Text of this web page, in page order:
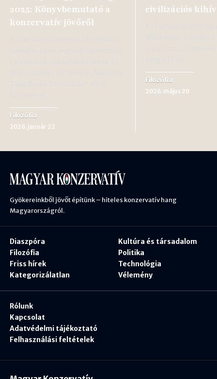
2025: Könyvbemutató a
konzervatív jövőről
Filozófia
2026. január 22
civilizációs
Filozófia
2026. május 20
Gyökereinkből jövőt építünk – hiteles konzervatív hang
Magyarországról.
Diaszpóra
Filozófia
Friss hírek
Kategorizálatlan
Kultúra és társadalom
Politika
Technológia
Vélemény
Rólunk
Kapcsolat
Adatvédelmi tájékoztató
Felhasználási feltételek